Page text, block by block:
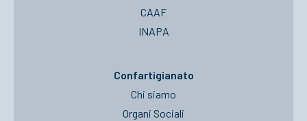
CAAF
INAPA
Confartigianato
Chi siamo
Organi Sociali